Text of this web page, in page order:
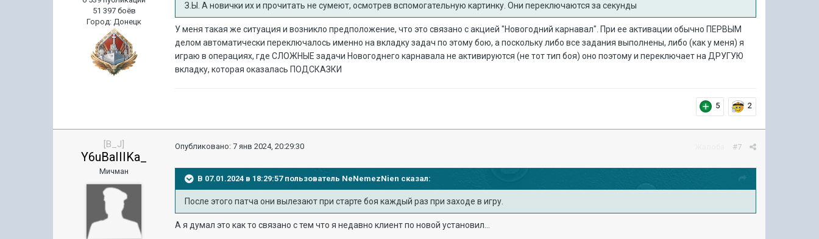
51 397 боёв
Город:Донецк
З.Ы. А новички их и прочитать не сумеют, осмотрев вспомогательную картинку. Они переключаются за секунды
У меня такая же ситуация и возникло предположение, что это связано с акцией "Новогодний карнавал". При ее активации обычно ПЕРВЫМ
делом автоматически переключалось именно на вкладку задач по этому бою, а поскольку либо все задания выполнены, либо (как у меня) я
играю в операциях, где СЛОЖНЫЕ задачи Новогоднего карнавала не активируются (не тот тип боя) оно поэтому и переключает на ДРУГУЮ
вкладку, которая оказалась ПОДСКАЗКИ
5 2
[B_J]
Y6uBaIIIKa_
Мичман
#7
Опубликовано:7 янв 2024, 20:29:30
В 07.01.2024 в 18:29:57 пользователь NeNemezNien сказал:
После этого патча они вылезают при старте боя каждый раз при заходе в игру.
А я думал это как то связано с тем что я недавно клиент по новой установил...